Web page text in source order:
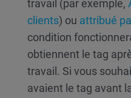
travail (par exemple,
clients) ou attribué
condition
obtiennent le tag
travail. Si vous
avaient le tag avant